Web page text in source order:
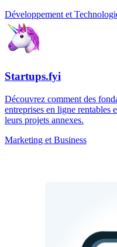
Développement et
Startups.fyi
Découvrez comment des
entreprises en ligne rentables
leurs projets annexes.
Marketing et Business